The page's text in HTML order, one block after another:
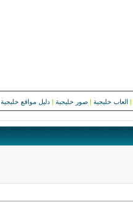
| العاب خليجية | صور خليجية | دليل مواقع خليجية